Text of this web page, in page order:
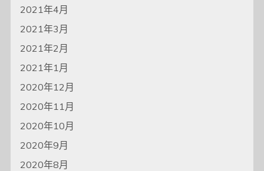
2021年4月
2021年3月
2021年2月
2021年1月
2020年12月
2020年11月
2020年10月
2020年9月
2020年8月